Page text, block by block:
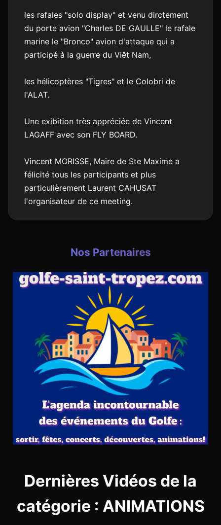
les rafales "solo display" et venu dirctement
du porte avion "Charles DE GAULLE" le rafale
marine le "Bronco" avion d'attaque qui a
participé à la guerre du Viêt Nam,
les hélicoptères "Tigres" et le Colobri de
l'ALAT.
Une exibition très appréciée de Vincent
LAGAFF avec son FLY BOARD.
Vincent MORISSE, Maire de Ste Maxime a
félicité tous les participants et plus
particulièrement Laurent CAHUSAT
l'organisateur de ce meeting.
Nos Partenaires
Dernières Vidéos de la
catégorie : ANIMATIONS